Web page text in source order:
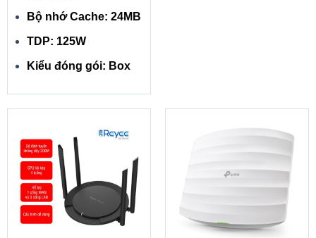
nối mạng không dây nhanh chóng phục vụ cho việc học
Ngoài ra còn có Bluetooth giúp bạn tự do kết nối với các
thiết bị khác, truyền dữ liệu và thực hiện vô số tác vụ khác
Dell Inspiron 15 3511 được trang bị bộ vi xử lý Intel Core i
thế hệ 11, Ram DDR4. Chiếc máy này có khả năng thực
hiện đa nhiệm mượt mà, bạn có thể đồng thời mở nhiều
tab và ứng dụng phục vụ cho công việc của mình mà
không xảy ra tình trạng đứng máy. Máy cũng được trang bị
sẵn hai khe cắm để bạn có thể dễ dàng nâng cấp cho phù
Bộ nhớ Cache: 24MB
TDP: 125W
Kiểu đóng gói: Box